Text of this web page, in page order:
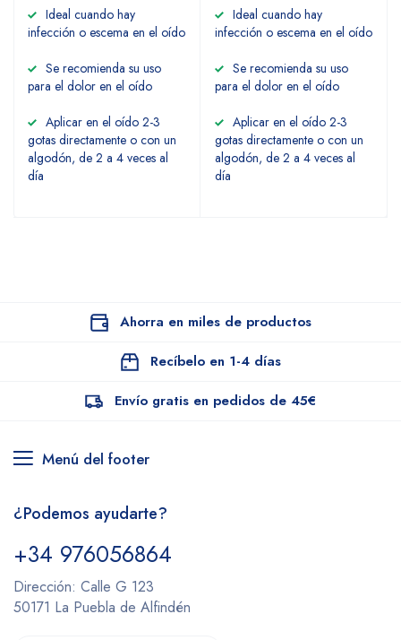
Ideal cuando hay
infección o escema en el oído
Se recomienda su uso
para el dolor en el oído
Aplicar en el oído 2-3
gotas directamente o con un
algodón, de 2 a 4 veces al
día
Ideal cuando hay
infección o escema en el oído
Se recomienda su uso
para el dolor en el oído
Aplicar en el oído 2-3
gotas directamente o con un
algodón, de 2 a 4 veces al
día
Ahorra en miles de productos
Recíbelo en 1-4 días
Envío gratis en pedidos de 45€
Menú del footer
¿Podemos ayudarte?
+34 976056864
Dirección: Calle G 123
50171 La Puebla de Alfindén